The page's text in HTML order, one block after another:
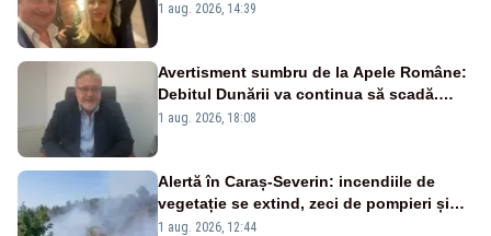
Păcuraru explică decizia magistraților
1 aug. 2026, 14:39
Avertisment sumbru de la Apele Române:
Debitul Dunării va continua să scadă.
Cernavodă s-ar putea închide în 4 zile
1 aug. 2026, 18:08
Alertă în Caraș-Severin: incendiile de
vegetație se extind, zeci de pompieri și
silvicultori se luptă cu flăcările - VIDEO
1 aug. 2026, 12:44